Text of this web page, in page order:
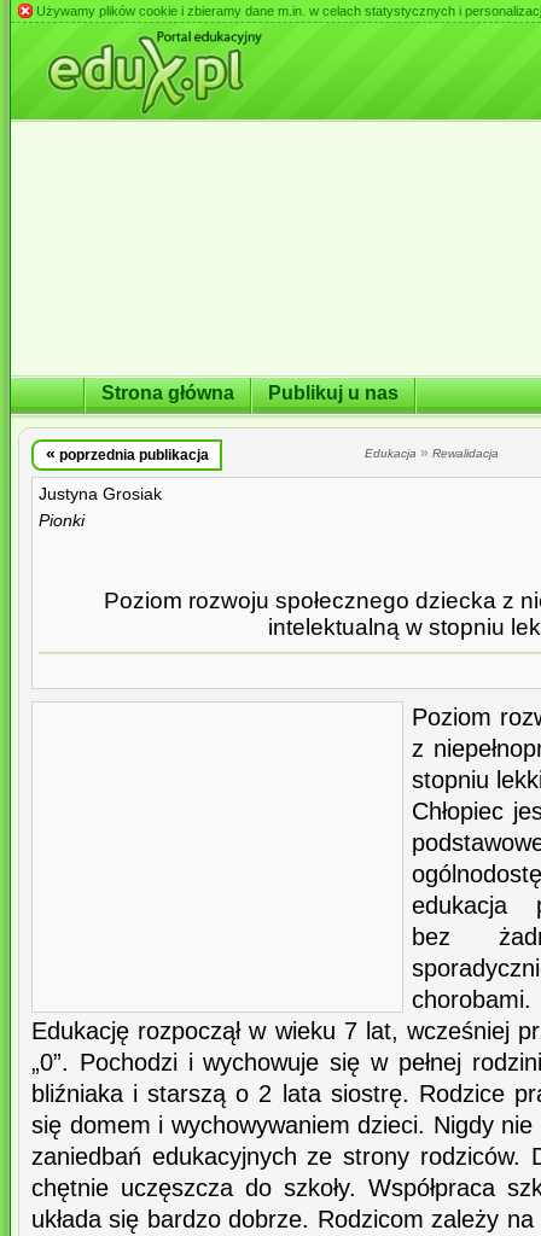
Używamy plików cookie i zbieramy dane m.in. w celach statystycznych i
Strona główna Publikuj u nas
« poprzednia publikacja Edukacja » Rewalidacja
Justyna Grosiak
Pionki
Poziom rozwoju społecznego dziecka z
intelektualną w stopniu
Poziom
z
stopniu
Chłopiec
edukacja
bez
chorobami.
Edukację rozpoczął w wieku 7 lat, wcześniej
„0”. Pochodzi i wychowuje się w pełnej
bliźniaka i starszą o 2 lata siostrę. Rodzice
się domem i wychowywaniem dzieci. Nigdy nie
zaniedbań edukacyjnych ze strony rodziców.
chętnie uczęszcza do szkoły. Współpraca
układa się bardzo dobrze. Rodzicom zależy